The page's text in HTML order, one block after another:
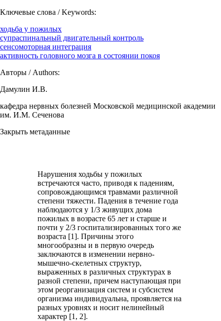
Ключевые слова / Keywords:
ходьба у пожилых
супраспинальный двигательный контроль
сенсомоторная интеграция
активность головного мозга в состоянии покоя
Авторы / Authors:
Дамулин И.В.
кафедра нервных болезней Московской медицинской академии
им. И.М. Сеченова
Закрыть метаданные
Нарушения ходьбы у пожилых
встречаются часто, приводя к падениям,
сопровождающимся травмами различной
степени тяжести. Падения в течение года
наблюдаются у 1/3 живущих дома
пожилых в возрасте 65 лет и старше и
почти у 2/3 госпитализированных того же
возраста [1]. Причины этого
многообразны и в первую очередь
заключаются в изменении нервно-
мышечно-скелетных структур,
выраженных в различных структурах в
разной степени, причем наступающая при
этом реорганизация систем и субсистем
организма индивидуальна, проявляется на
разных уровнях и носит нелинейный
характер [1, 2].